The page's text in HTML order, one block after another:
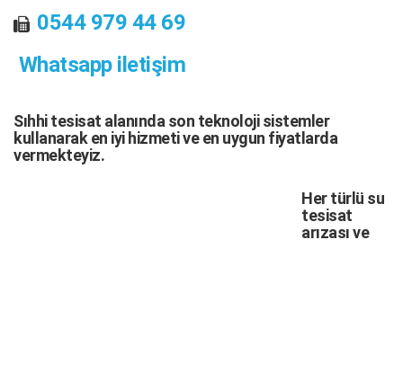
0544 979 44 69
Whatsapp iletişim
Sıhhi tesisat alanında son teknoloji sistemler
kullanarak en iyi hizmeti ve en uygun fiyatlarda
vermekteyiz.
Her türlü su
tesisat
arızasıve